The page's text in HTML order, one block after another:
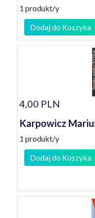
1 produkt/y
Dodaj do Koszyka
4,00 PLN
Karpowicz
1 produkt/y
Dodaj do Koszyka